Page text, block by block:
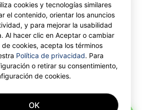
Limited. GetTransport®
International Limited.
cookies y tecnologías similares
el contenido, orientar los anuncios
y para mejorar la usabilidad
Al hacer clic en Aceptar o cambiar
cookies, acepta los términos
Política de privacidad. Para
o retirar su consentimiento,
de cookies.
OK